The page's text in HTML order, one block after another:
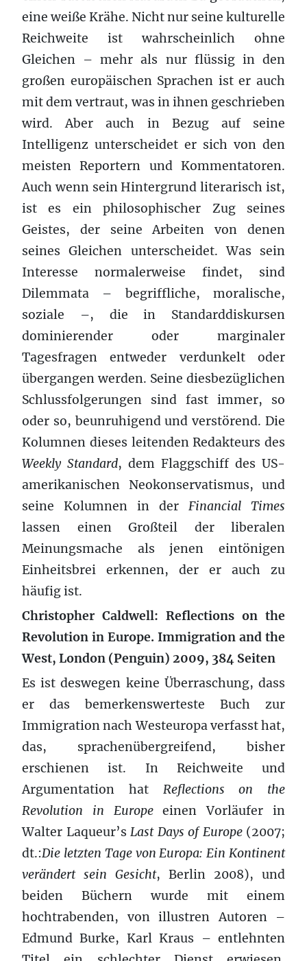
eine weiße Krähe. Nicht nur seine kulturelle
Reichweite ist wahrscheinlich ohne
Gleichen – mehr als nur flüssig in den
großen europäischen Sprachen ist er auch
mit dem vertraut, was in ihnen geschrieben
wird. Aber auch in Bezug auf seine
Intelligenz unterscheidet er sich von den
meisten Reportern und Kommentatoren.
Auch wenn sein Hintergrund literarisch ist,
ist es ein philosophischer Zug seines
Geistes, der seine Arbeiten von denen
seines Gleichen unterscheidet. Was sein
Interesse normalerweise findet, sind
Dilemmata – begriffliche, moralische,
soziale –, die in Standarddiskursen
dominierender oder marginaler
Tagesfragen entweder verdunkelt oder
übergangen werden. Seine diesbezüglichen
Schlussfolgerungen sind fast immer, so
oder so, beunruhigend und verstörend. Die
Kolumnen dieses leitenden Redakteurs des
Weekly Standard, dem Flaggschiff des US-
amerikanischen Neokonservatismus, und
seine Kolumnen in der Financial Times
lassen einen Großteil der liberalen
Meinungsmache als jenen eintönigen
Einheitsbrei erkennen, der er auch zu
häufig ist.
Christopher Caldwell: Reflections on the
Revolution in Europe. Immigration and the
West, London (Penguin) 2009, 384 Seiten
Es ist deswegen keine Überraschung, dass
er das bemerkenswerteste Buch zur
Immigration nach Westeuropa verfasst hat,
das, sprachenübergreifend, bisher
erschienen ist. In Reichweite und
Argumentation hat Reflections on the
Revolution in Europeeinen Vorläufer in
Walter Laqueur’s Last Days of Europe(2007;
dt.:Die letzten Tage von Europa: Ein Kontinent
verändert sein Gesicht, Berlin 2008), und
beiden Büchern wurde mit einem
hochtrabenden, von illustren Autoren –
Edmund Burke, Karl Kraus – entlehnten